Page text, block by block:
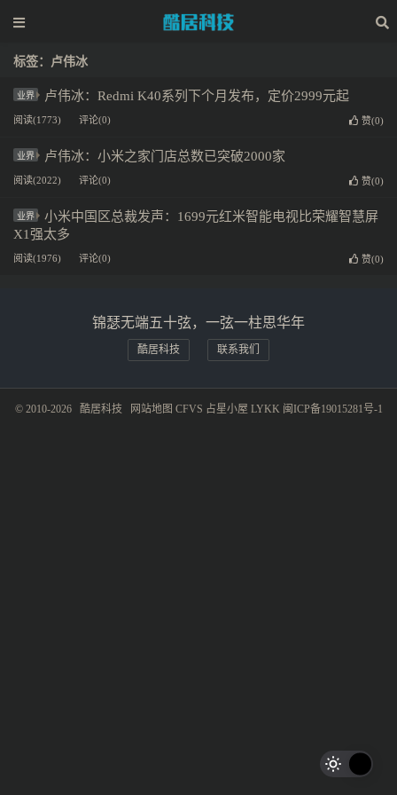
标签：卢伟冰
业界 卢伟冰：Redmi K40系列下个月发布，定价2999元起
阅读(1773) 评论(0) 赞(0)
业界 卢伟冰：小米之家门店总数已突破2000家
阅读(2022) 评论(0) 赞(0)
业界
小米中国区总裁发声：1699元红米智能电视比荣耀智慧屏
X1强太多
阅读(1976) 评论(0) 赞(0)
锦瑟无端五十弦，一弦一柱思华年
酷居科技 联系我们
© 2010-2026 酷居科技 网站地图 CFVS 占星小屋 LYKK 闽ICP备19015281号-1